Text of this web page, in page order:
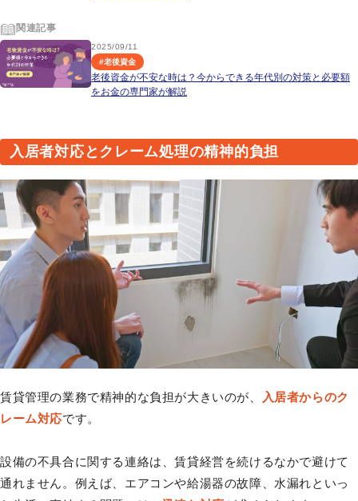
関連記事
2025/09/11
#老後資金
老後資金が不安な時は？今からできる年代別の対策と必要額
をお金の専門家が解説
入居者対応とクレーム処理の精神的負担
賃貸管理の業務で精神的な負担が大きいのが、
入居者からのク
レーム対応です。
設備の不具合に関する連絡は、賃貸経営を続けるなかで避けて
通れません。例えば、エアコンや給湯器の故障、水漏れといっ